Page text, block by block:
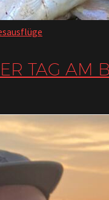
TAG AM